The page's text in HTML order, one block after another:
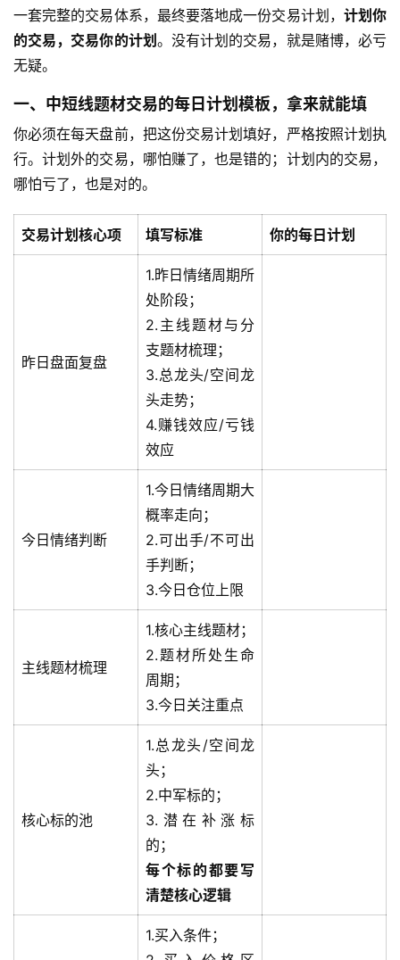
一套完整的交易体系，最终要落地成一份交易计划， 计划你
的交易，交易你的计划 。没有计划的交易，就是赌博，必亏
无疑。
一、中短线题材交易的每日计划模板，拿来就能填
你必须在每天盘前，把这份交易计划填好，严格按照计划执
行。计划外的交易，哪怕赚了，也是错的；计划内的交易，
哪怕亏了，也是对的。
交易计划核心项 填写标准 你的每日计划
昨日盘面复盘
1.昨日情绪周期所
处阶段；
2.主线题材与分
支题材梳理；
3.总龙头/空间龙
头走势；
4.赚钱效应/亏钱
效应
今日情绪判断
1.今日情绪周期大
概率走向；
2.可出手/不可出
手判断；
3.今日仓位上限
主线题材梳理
1.核心主线题材；
2.题材所处生命
周期；
3.今日关注重点
核心标的池
1.总龙头/空间龙
头；
2.中军标的；
3.潜在补涨标
的；
每个标的都要写
清楚核心逻辑
1.买入条件；